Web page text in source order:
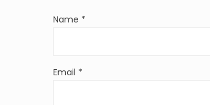
Name *
Email *